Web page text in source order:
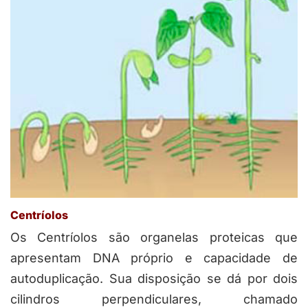
Centríolos
Os Centríolos são organelas proteicas que
apresentam DNA próprio e capacidade de
autoduplicação. Sua disposição se dá por dois
cilindros perpendiculares, chamado